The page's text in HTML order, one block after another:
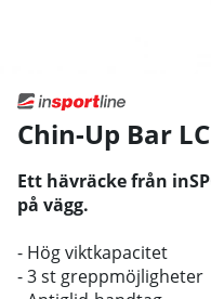
Chin-Up Bar
Ett hävräcke från
på vägg.
- Hög viktkapacitet
- 3 st greppmöjligheter